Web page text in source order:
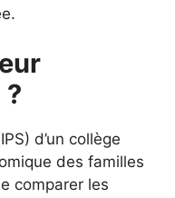
?
d’un collège
des familles
comparer les